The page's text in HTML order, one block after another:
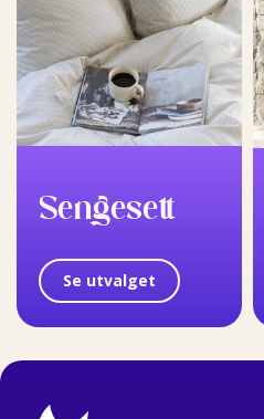
Sengesett
Se utvalget